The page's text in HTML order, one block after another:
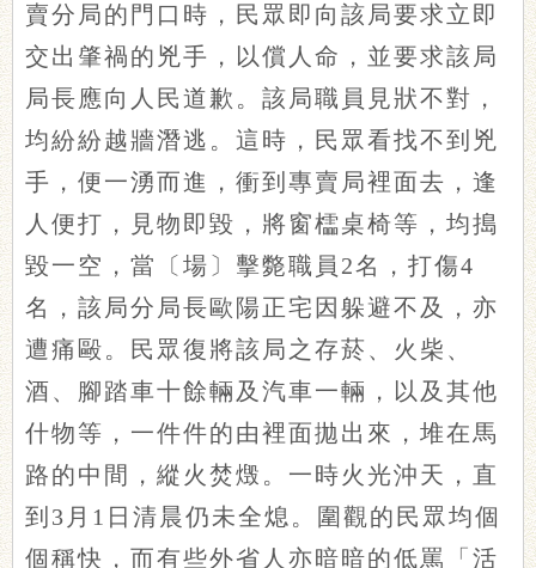
賣分局的門口時，民眾即向該局要求立即
交出肇禍的兇手，以償人命，並要求該局
局長應向人民道歉。該局職員見狀不對，
均紛紛越牆潛逃。這時，民眾看找不到兇
手，便一湧而進，衝到專賣局裡面去，逢
人便打，見物即毀，將窗櫺桌椅等，均搗
毀一空，當〔場〕擊斃職員2名，打傷4
名，該局分局長歐陽正宅因躲避不及，亦
遭痛毆。民眾復將該局之存菸、火柴、
酒、腳踏車十餘輛及汽車一輛，以及其他
什物等，一件件的由裡面拋出來，堆在馬
路的中間，縱火焚燬。一時火光沖天，直
到3月1日清晨仍未全熄。圍觀的民眾均個
個稱快，而有些外省人亦暗暗的低罵「活